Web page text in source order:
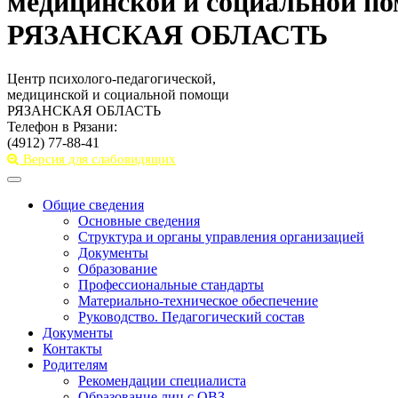
РЯЗАНСКАЯ ОБЛАСТЬ
Центр психолого-педагогической,
медицинской и социальной помощи
РЯЗАНСКАЯ ОБЛАСТЬ
Телефон в Рязани:
(4912) 77-88-41
Версия для слабовидящих
Toggle
navigationОбщие сведения
Основные сведения
Структура и органы управления организацией
Документы
Образование
Профессиональные стандарты
Материально-техническое обеспечение
Руководство. Педагогический состав
Документы
Контакты
Родителям
Рекомендации специалиста